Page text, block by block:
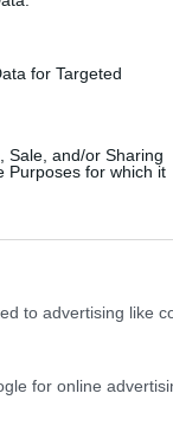
for Targeted
Sale, and/or Sharing
Purposes for which it
to advertising like
for online
lehet a kert éke és
de a tavaszi
vitaminokban
növényként
vagy birsalmára
országokban és